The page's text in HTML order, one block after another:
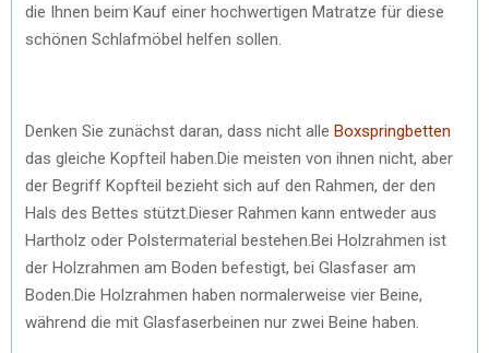
die Ihnen beim Kauf einer hochwertigen Matratze für diese
schönen Schlafmöbel helfen sollen.
Denken Sie zunächst daran, dass nicht alle Boxspringbetten
das gleiche Kopfteil haben.Die meisten von ihnen nicht, aber
der Begriff Kopfteil bezieht sich auf den Rahmen, der den
Hals des Bettes stützt.Dieser Rahmen kann entweder aus
Hartholz oder Polstermaterial bestehen.Bei Holzrahmen ist
der Holzrahmen am Boden befestigt, bei Glasfaser am
Boden.Die Holzrahmen haben normalerweise vier Beine,
während die mit Glasfaserbeinen nur zwei Beine haben.